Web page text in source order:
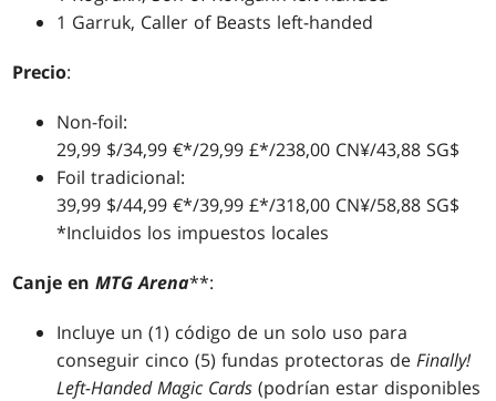
1 Garruk, Caller of Beasts left-handed
Precio:
Non-foil:
29,99 $/34,99 €*/29,99 £*/238,00 CN¥/43,88 SG$
Foil tradicional:
39,99 $/44,99 €*/39,99 £*/318,00 CN¥/58,88 SG$
*Incluidos los impuestos locales
Canje enMTG Arena**:
Incluye un (1) código de un solo uso para
conseguir cinco (5) fundas protectoras deFinally!
Left-Handed Magic Cards (podrían estar disponibles